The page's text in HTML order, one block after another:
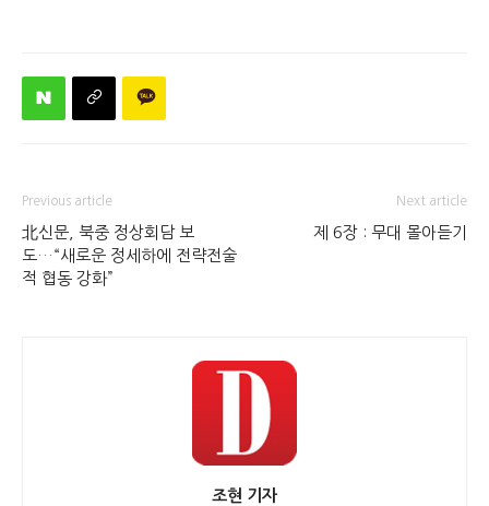
Previous article
北신문, 북중 정상회담 보
도…“새로운 정세하에 전략전술
적 협동 강화”
Next article
제 6장 : 무대 몰아듣기
조현 기자